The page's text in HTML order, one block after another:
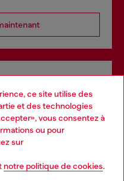
ce site utilise des
et des technologies
vous consentez à
ou pour
sur
notre politique de cookies.
ligne comme en
but it seems you